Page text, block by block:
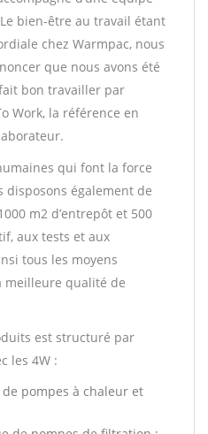
bien-être au travail étant
chez Warmpac, nous
que nous avons été
bon travailler par
Work, la référence en
qui font la force
également de
m2 d’entrepôt et 500
aux tests et aux
tous les moyens
meilleure qualité de
est structuré par
les 4W :
pompes à chaleur et